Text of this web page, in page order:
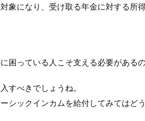
象になり、受け取る年金に対する所
困っている人こそ支える必要がある
すべきでしょうね。
シックインカムを給付してみてはど